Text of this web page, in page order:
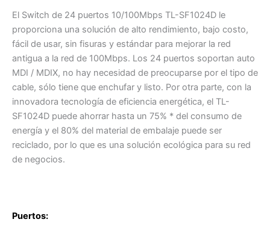
El Switch de 24 puertos 10/100Mbps TL-SF1024D le
proporciona una solución de alto rendimiento, bajo costo,
fácil de usar, sin fisuras y estándar para mejorar la red
antigua a la red de 100Mbps. Los 24 puertos soportan auto
MDI / MDIX, no hay necesidad de preocuparse por el tipo de
cable, sólo tiene que enchufar y listo. Por otra parte, con la
innovadora tecnología de eficiencia energética, el TL-
SF1024D puede ahorrar hasta un 75% * del consumo de
energía y el 80% del material de embalaje puede ser
reciclado, por lo que es una solución ecológica para su red
de negocios.
Puertos: